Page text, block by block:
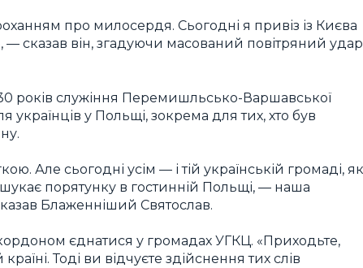
про милосердя. Сьогодні я привіз із Києва
— сказав він, згадуючи масований повітряний удар
років служіння Перемишльсько-Варшавської
українців у Польщі, зокрема для тих, хто був
Але сьогодні усім — і тій українській громаді,
шукає порятунку в гостинній Польщі, — наша
Блаженніший Святослав.
єднатися у громадах УГКЦ. «Приходьте,
Тоді ви відчуєте здійснення тих слів